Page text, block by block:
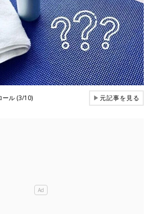
ール (3/10) ▶元記事を見る